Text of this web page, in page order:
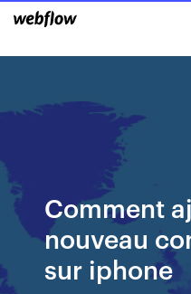
Comment
nouveau
sur iphone